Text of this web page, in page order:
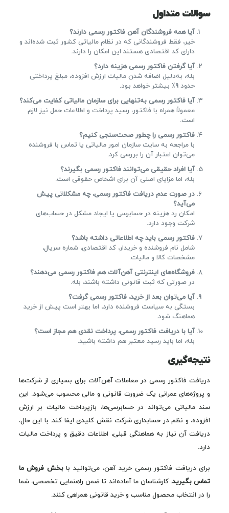
سوالات متداول
آیا همه فروشندگان آهن فاکتور رسمی دارند؟
خیر، فقط فروشندگانی که در نظام مالیاتی کشور ثبت شده‌اند و
دارای کد اقتصادی هستند این امکان را دارند.
آیا گرفتن فاکتور رسمی هزینه دارد؟
بله، به‌دلیل اضافه شدن مالیات ارزش افزوده، مبلغ پرداختی
حدود 9٪ بیشتر خواهد بود.
آیا فاکتور رسمی به‌تنهایی برای سازمان مالیاتی کفایت می‌کند؟
معمولاً همراه با فاکتور، رسید پرداخت و اطلاعات حمل نیز لازم
است.
فاکتور رسمی را چطور صحت‌سنجی کنیم؟
با مراجعه به سایت سازمان امور مالیاتی یا تماس با فروشنده
می‌توان اعتبار آن را بررسی کرد.
آیا افراد حقیقی می‌توانند فاکتور رسمی بگیرند؟
بله، اما مزایای اصلی آن برای اشخاص حقوقی است.
در صورت عدم دریافت فاکتور رسمی، چه مشکلاتی پیش
می‌آید؟
امکان رد هزینه در حسابرسی یا ایجاد مشکل در حساب‌های
شرکت وجود دارد.
فاکتور رسمی باید چه اطلاعاتی داشته باشد؟
شامل نام فروشنده و خریدار، کد اقتصادی، شماره سریال،
مشخصات کالا و مالیات.
فروشگاه‌های اینترنتی آهن‌آلات هم فاکتور رسمی می‌دهند؟
در صورتی که ثبت قانونی داشته باشند، بله.
آیا می‌توان بعد از خرید، فاکتور رسمی گرفت؟
بستگی به سیاست فروشنده دارد، اما بهتر است پیش از خرید
هماهنگ شود.
آیا با دریافت فاکتور رسمی، پرداخت نقدی هم مجاز است؟
بله، اما باید رسید معتبر هم داشته باشید.
نتیجه‌گیری
دریافت فاکتور رسمی در معاملات آهن‌آلات برای بسیاری از شرکت‌ها
و پروژه‌های عمرانی یک ضرورت قانونی و مالی محسوب می‌شود. این
سند مالیاتی می‌تواند در حسابرسی‌ها، بازپرداخت مالیات بر ارزش
افزوده، و نظم در حسابداری شرکت نقش کلیدی ایفا کند. با این حال،
دریافت آن نیاز به هماهنگی قبلی، اطلاعات دقیق و پرداخت مالیات
دارد.
برای دریافت فاکتور رسمی خرید آهن، می‌توانید بابخش فروش ما
تماس بگیرید. کارشناسان ما آماده‌اند تا ضمن راهنمایی تخصصی، شما
را در انتخاب محصول مناسب و خرید قانونی همراهی کنند.